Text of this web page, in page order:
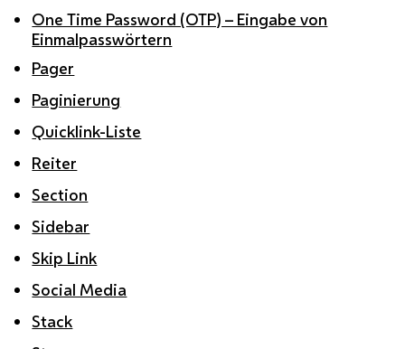
One Time Password (OTP) – Eingabe von
Einmalpasswörtern
Pager
Paginierung
Quicklink-Liste
Reiter
Section
Sidebar
Skip Link
Social Media
Stack